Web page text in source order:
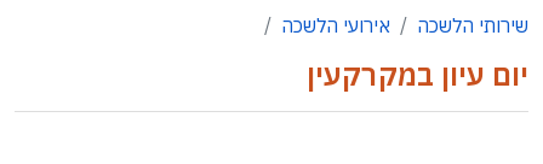
שירותי הלשכה אירועי הלשכה
יום עיון במקרקעין